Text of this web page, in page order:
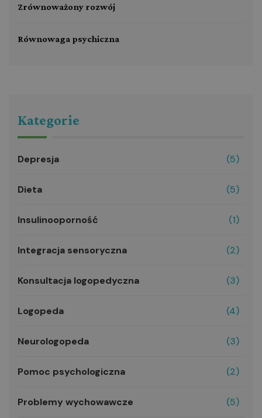
Zrównoważony rozwój
Równowaga psychiczna
Kategorie
Depresja (5)
Dieta (5)
Insulinooporność (1)
Integracja sensoryczna (2)
Konsultacja logopedyczna (3)
Logopeda (4)
Neurologopeda (3)
Pomoc psychologiczna (2)
Problemy wychowawcze (5)